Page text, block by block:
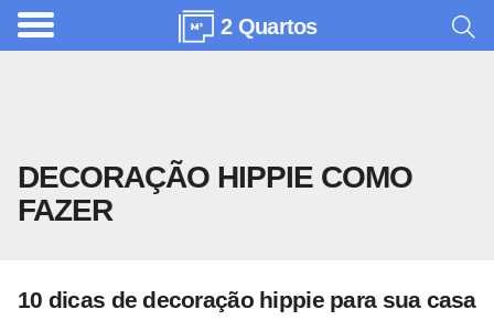
2 Quartos
DECORAÇÃO HIPPIE COMO
FAZER
10 dicas de decoração hippie para sua casa
A
i
t
u